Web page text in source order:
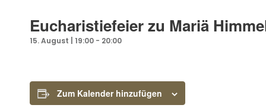
Eucharistiefeier zu Mariä
15. August | 19:00 - 20:00
Zum Kalender hinzufügen